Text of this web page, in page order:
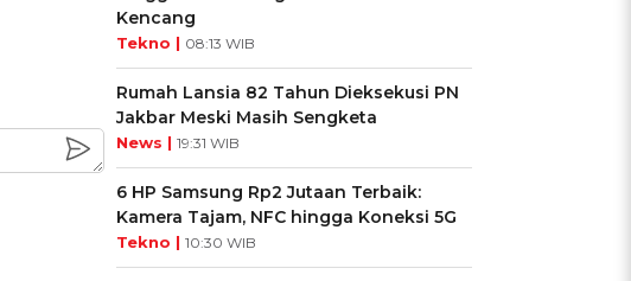
Kencang
Tekno | 08:13 WIB
Rumah Lansia 82 Tahun Dieksekusi PN
Jakbar Meski Masih Sengketa
News | 19:31 WIB
6 HP Samsung Rp2 Jutaan Terbaik:
Kamera Tajam, NFC hingga Koneksi 5G
Tekno | 10:30 WIB